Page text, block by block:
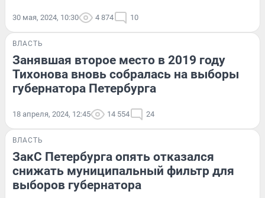
30 мая, 2024, 10:30 4 874 10
ВЛАСТЬ
Занявшая второе место в 2019 году
Тихонова вновь собралась на выборы
губернатора Петербурга
18 апреля, 2024, 12:45 14 554 24
ВЛАСТЬ
ЗакС Петербурга опять отказался
снижать муниципальный фильтр для
выборов губернатора